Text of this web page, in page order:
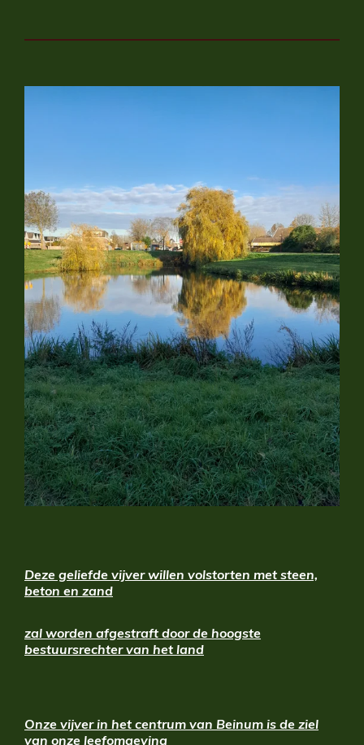
Deze geliefde vijver willen volstorten met steen,
beton en zand
zal worden afgestraft door de hoogste
bestuursrechter van het land
Onze vijver in het centrum van Beinum is de ziel
van onze leefomgeving